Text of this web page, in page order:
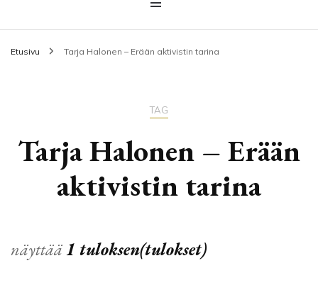
Etusivu Tarja Halonen – Erään aktivistin tarina
TAG
Tarja Halonen – Erään
aktivistin tarina
näyttää1 tuloksen(tulokset)